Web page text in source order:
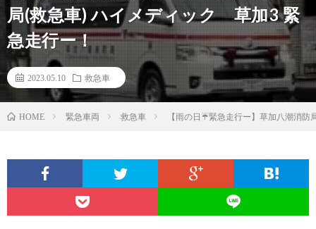
局(救急車) ハイメディック 草加3 緊
急走行ー！
2023.05.10 救急車
HOME 緊急車両 救急車 【雨の日☔️緊急走行ー】草加八潮消